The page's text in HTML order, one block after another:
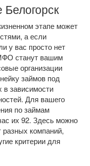
этапе может
а если
у вас просто нет
станут вашим
организации
займов под
зависимости
Для вашего
по займам
их 92. Здесь можно
компаний,
критерии для